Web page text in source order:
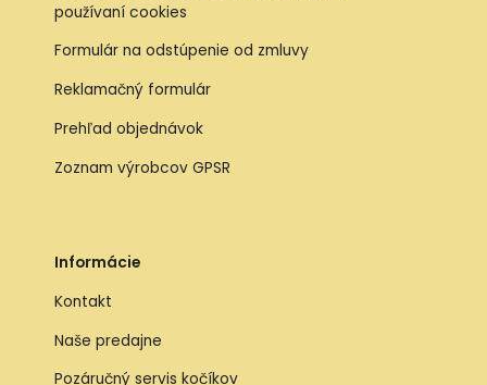
používaní cookies
Formulár na odstúpenie od zmluvy
Reklamačný formulár
Prehľad objednávok
Zoznam výrobcov GPSR
Informácie
Kontakt
Naše predajne
Pozáručný servis kočíkov